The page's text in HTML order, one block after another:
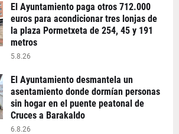
El Ayuntamiento paga otros 712.000
euros para acondicionar tres lonjas de
la plaza Pormetxeta de 254, 45 y 191
metros
5.8.26
El Ayuntamiento desmantela un
asentamiento donde dormían personas
sin hogar en el puente peatonal de
Cruces a Barakaldo
6.8.26